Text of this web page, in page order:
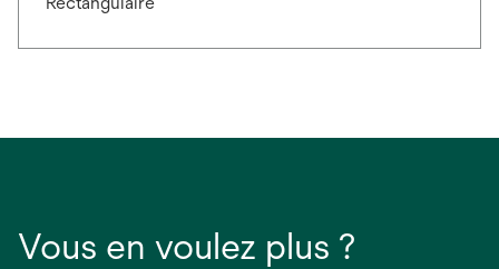
Vous en voulez plus ?